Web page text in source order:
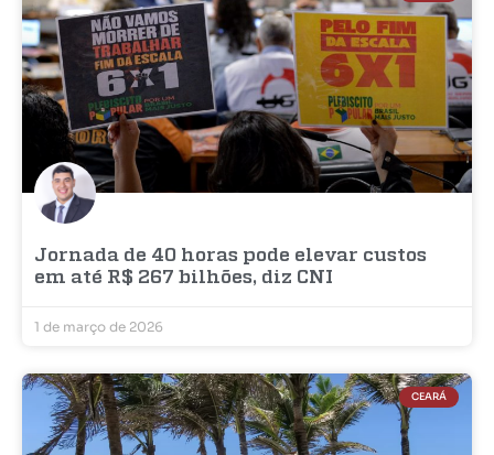
Jornada de 40 horas pode elevar custos
em até R$ 267 bilhões, diz CNI
1 de março de 2026
CEARÁ